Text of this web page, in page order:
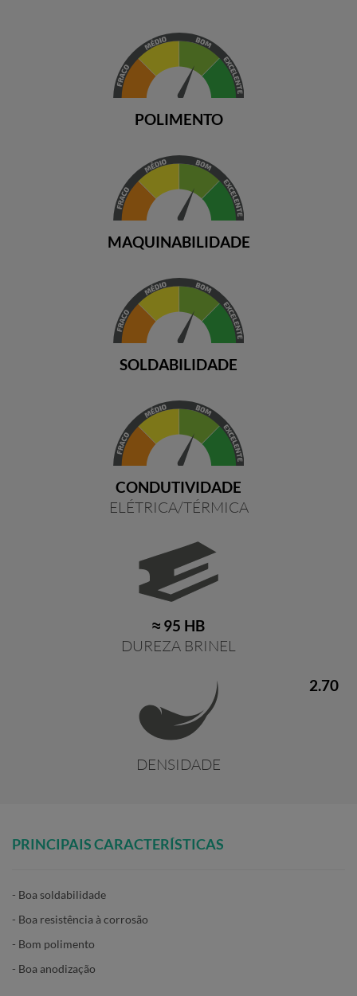
POLIMENTO
MAQUINABILIDADE
SOLDABILIDADE
CONDUTIVIDADE
ELÉTRICA/TÉRMICA
≈ 95 HB
DUREZA BRINEL
2.70
DENSIDADE
PRINCIPAIS CARACTERÍSTICAS
- Boa soldabilidade
- Boa resistência à corrosão
- Bom polimento
- Boa anodização